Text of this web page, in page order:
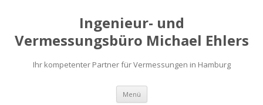
Ingenieur- und
Vermessungsbüro Michael Ehlers
Ihr kompetenter Partner für Vermessungen in Hamburg
Menü Zum